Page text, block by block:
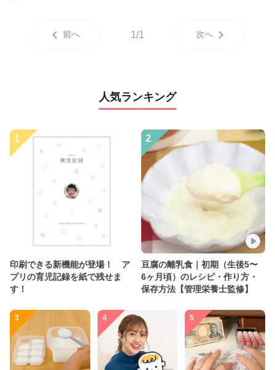
前へ 1/1 次へ
人気ランキング
1
印刷できる新機能が登場！ ア
プリの育児記録を紙で残せま
す！
2
豆腐の離乳食｜初期（生後5〜
6ヶ月頃）のレシピ・作り方・
保存方法【管理栄養士監修】
3 4 5